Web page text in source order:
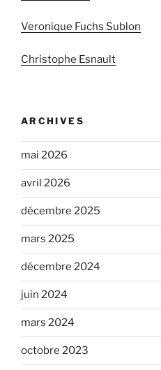
Veronique Fuchs Sublon
Christophe Esnault
ARCHIVES
mai 2026
avril 2026
décembre 2025
mars 2025
décembre 2024
juin 2024
mars 2024
octobre 2023